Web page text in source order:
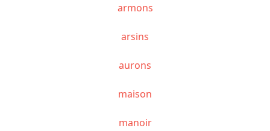
armons
arsins
aurons
maison
manoir